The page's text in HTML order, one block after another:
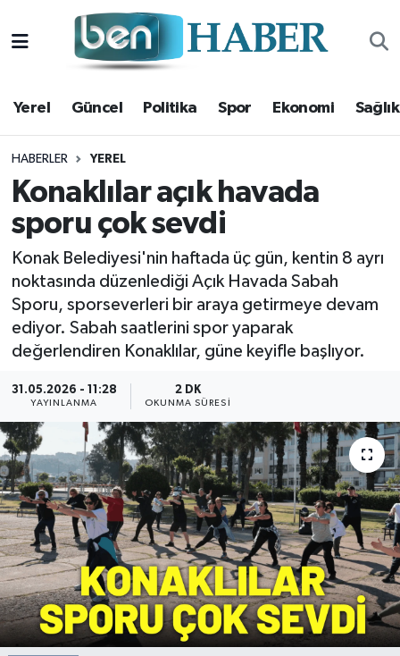
Yerel Güncel Politika Spor Ekonomi Sağlık
HABERLER YEREL
Konaklılar açık havada
sporu çok sevdi
Konak Belediyesi'nin haftada üç gün, kentin 8 ayrı
noktasında düzenlediği Açık Havada Sabah
Sporu, sporseverleri bir araya getirmeye devam
ediyor. Sabah saatlerini spor yaparak
değerlendiren Konaklılar, güne keyifle başlıyor.
31.05.2026 - 11:28
YAYINLANMA
2 DK
OKUNMA SÜRESI
Yerel
Güncel
Politika
Spor
Ekonomi
Magazin
Kültür Sanat
Resmi Reklam
Röportajlar
Hava Durumu
Trafik Durumu
Süper Lig Puan Durumu ve Fikstür
Tüm Manşetler
Son Dakika Haberleri